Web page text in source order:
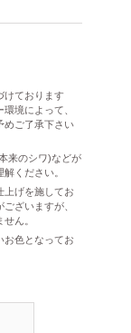
ております
境によって、
めご了承下さい
来のシワ)などが
ください。
げを施してお
ざいますが、
ん。
色となってお